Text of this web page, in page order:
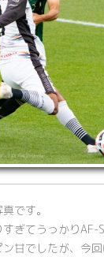
です。
ぎてうっかりAF-
甘でしたが、今